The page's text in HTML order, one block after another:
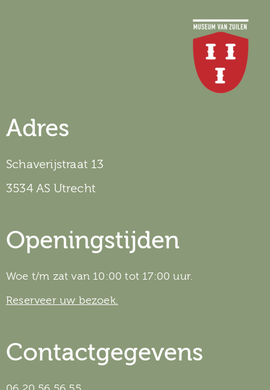
Adres
Schaverijstraat 13
3534 AS Utrecht
Openingstijden
Woe t/m zat van 10:00 tot 17:00 uur.
Reserveer uw bezoek.
Contactgegevens